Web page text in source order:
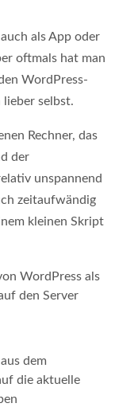
als App oder
oftmals hat man
WordPress-
lieber selbst.
Rechner, das
der
unspannend
zeitaufwändig
kleinen Skript
WordPress als
den Server
dem
die aktuelle